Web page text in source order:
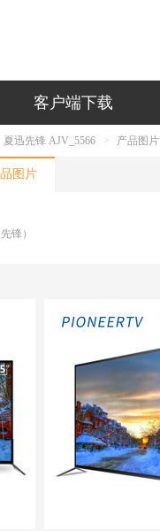
客户端下载
夏迅先锋 AJV_5566 产品图片
图片
锋）